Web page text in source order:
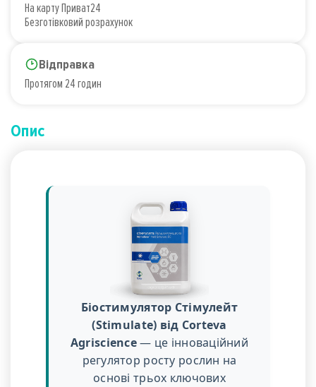
На карту Приват24
Безготівковий розрахунок
Відправка
Протягом 24 годин
Опис
Біостимулятор Стімулейт
(Stimulate) від Corteva
Agriscience— це інноваційний
регулятор росту рослин на
основі трьох ключових